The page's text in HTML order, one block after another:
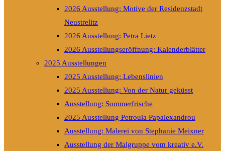
2026 Ausstellung: Motive der Residenzstadt
Neustrelitz
2026 Ausstellung: Petra Lietz
2026 Ausstellungseröffnung: Kalenderblätter
2025 Ausstellungen
2025 Ausstellung: Lebenslinien
2025 Ausstellung: Von der Natur geküsst
Ausstellung: Sommerfrische
2025 Ausstellung Petroula Papalexandrou
Ausstellung: Malerei von Stephanie Meixner
Ausstellung der Malgruppe vom kreativ e.V.